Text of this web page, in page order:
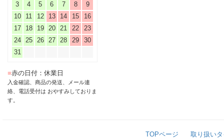
3
4 5 6 7 8
9
10
11 12 13 14 15
16
17
18 19 20 21 22
23
24
25 26 27 28 29
30
31
■赤の日付：休業日
入金確認、商品の発送、メール連
絡、電話受付は おやすみしておりま
す。
TOPページ 取り扱い